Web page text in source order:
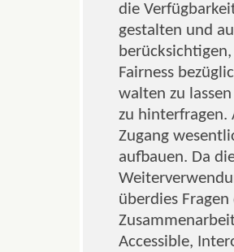
die
gestalten und
Fairness
walten zu
zu hinterfragen.
Zugang
aufbauen. Da
überdies
Accessible,